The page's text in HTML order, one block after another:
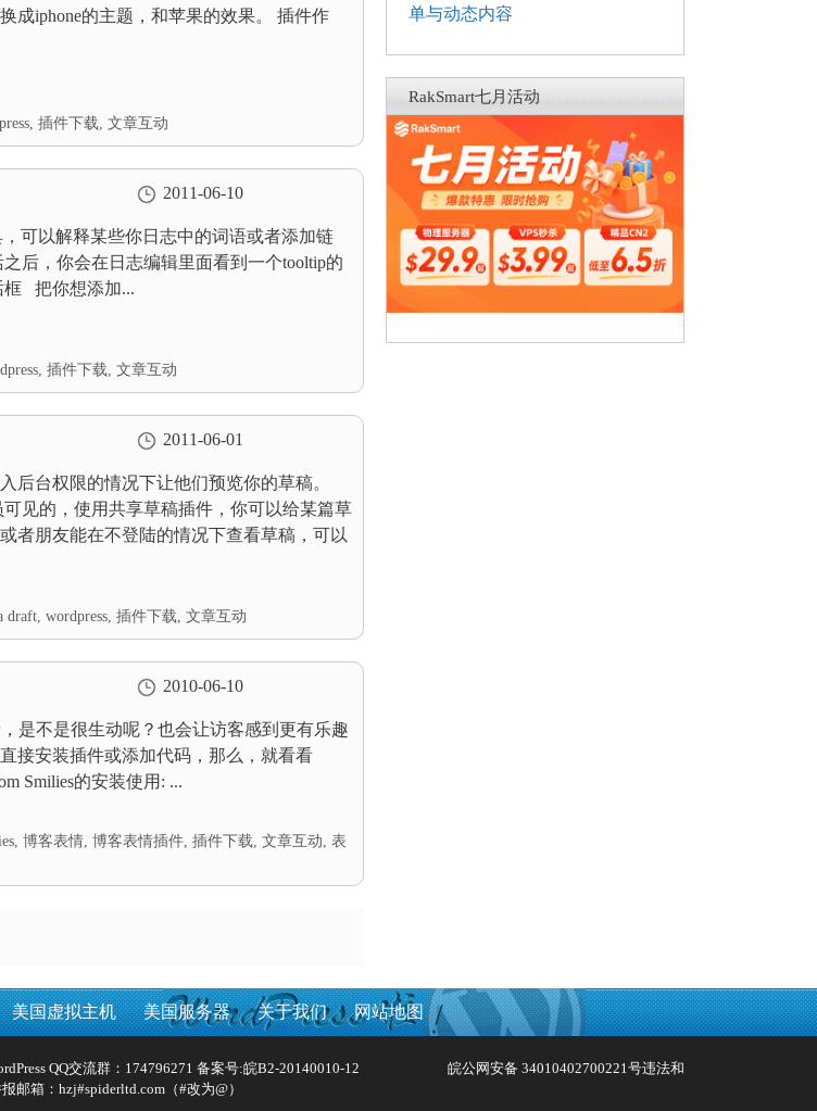
成iphone的主题，和苹果的效果。 插件作
,插件下载,文章互动
2011-06-10
可以解释某些你日志中的词语或者添加链
后，你会在日志编辑里面看到一个tooltip的
框 把你想添加...
,插件下载,文章互动
2011-06-01
后台权限的情况下让他们预览你的草稿。
可见的，使用共享草稿插件，你可以给某篇草
者朋友能在不登陆的情况下查看草稿，可以
draft,wordpress,插件下载,文章互动
2010-06-10
是不是很生动呢？也会让访客感到更有乐趣
接安装插件或添加代码，那么，就看看
Smilies的安装使用: ...
,博客表情,博客表情插件,插件下载,文章互动,表
单与动态内容
RakSmart七月活动
美国虚拟主机 美国服务器 关于我们 网站地图
QQ交流群：174796271 备案号:皖B2-20140010-12 皖公网安备 34010402700221号违法和
邮箱：hzj#spiderltd.com（#改为@）